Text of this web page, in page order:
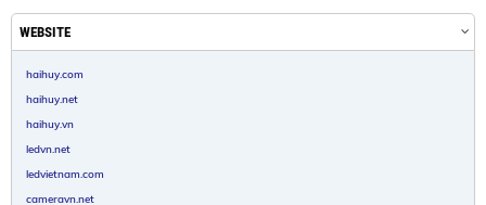
WEBSITE
haihuy.com
haihuy.net
haihuy.vn
ledvn.net
ledvietnam.com
cameravn.net